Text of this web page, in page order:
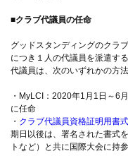
■クラブ代議員の任命
グッドスタンディングのクラ
につき１人の代議員を派遣す
代議員は、次のいずれかの方
・MyLCI：2020年1月1日～6
に任命
・ クラブ代議員資格証明用書式
期日以後は、署名された書式
トなど）と共に国際大会に持参